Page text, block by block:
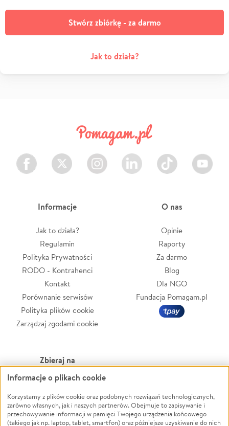
Stwórz zbiórkę - za darmo
Jak to działa?
Facebook Twitter Instagram LinkedIn TikTok Youtube
Informacje
Jak to działa?
Regulamin
Polityka Prywatności
RODO - Kontrahenci
Kontakt
Porównanie serwisów
Polityka plików cookie
Zarządzaj zgodami cookie
O nas
Opinie
Raporty
Za darmo
Blog
Dla NGO
Fundacja Pomagam.pl
Zbieraj na
Leczenie
Zwierzęta
Pożar
Ukraina
Powódź
Wichura
NGO
Informacje o plikach cookie
Korzystamy z plików cookie oraz podobnych rozwiązań technologicznych,
zarówno własnych, jak i naszych partnerów. Obejmuje to zapisywanie i
przechowywanie informacji w pamięci Twojego urządzenia końcowego
(takiego jak np. laptop, tablet, smartfon) oraz późniejsze uzyskiwanie do nich